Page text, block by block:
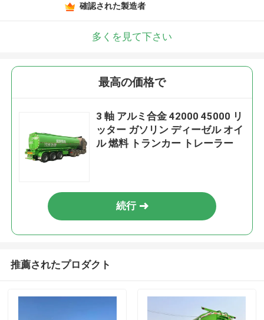
確認された製造者
多くを見て下さい
最高の価格で
3 軸 アルミ合金 42000 45000 リ
ッター ガソリン ディーゼル オイ
ル 燃料 トランカー トレーラー
続行
推薦されたプロダクト